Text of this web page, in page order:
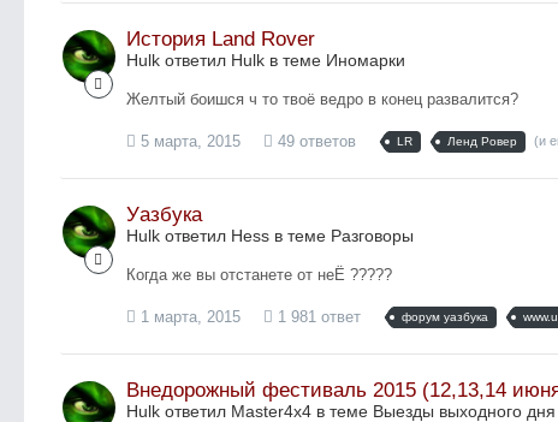
История Land Rover
Hulk ответил Hulk в теме Иномарки
Желтый боишся ч то твоё ведро в конец развалится?
5 марта, 2015 49 ответов LR Ленд Ровер (и
Уазбука
Hulk ответил Hess в теме Разговоры
Когда же вы отстанете от неЁ ?????
1 марта, 2015 1 981 ответ форум уазбука
Внедорожный фестиваль 2015 (12,13,14
Hulk ответил Master4x4 в теме Выезды выходного дня